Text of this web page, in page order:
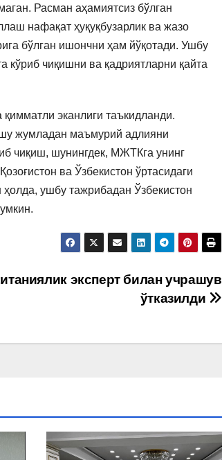
Расман аҳамиятсиз бўлган
нафақат ҳуқуқбузарлик ва жазо
бўлган ишончни ҳам йўқотади. Ушбу
кўриб чиқишни ва қадриятларни қайта
эканлиги таъкидланди.
шу жумладан маъмурий адлияни
чиқиш, шунингдек, МЖТКга унинг
ва Ўзбекистон ўртасидаги
ушбу тажрибадан Ўзбекистон
эксперт билан учрашув
ўтказилди